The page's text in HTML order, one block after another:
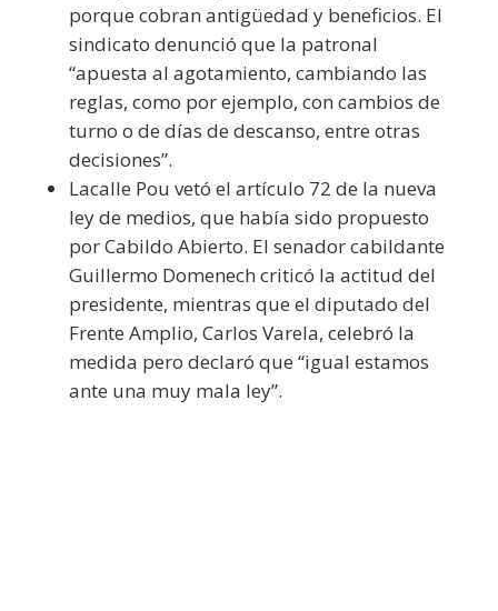
porque cobran antigüedad y beneficios. El
sindicato denunció que la patronal
“apuesta al agotamiento, cambiando las
reglas, como por ejemplo, con cambios de
turno o de días de descanso, entre otras
decisiones”.
Lacalle Pou vetó el artículo 72 de la nueva
ley de medios, que había sido propuesto
por Cabildo Abierto. El senador cabildante
Guillermo Domenech criticó la actitud del
presidente, mientras que el diputado del
Frente Amplio, Carlos Varela, celebró la
medida pero declaró que “igual estamos
ante una muy mala ley”.